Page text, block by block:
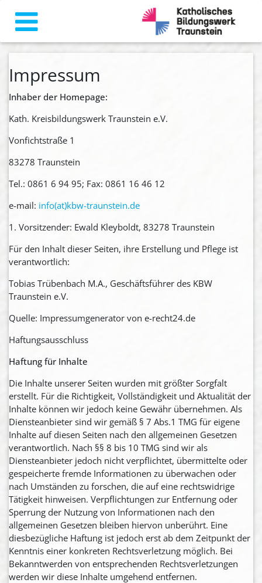
Impressum
Inhaber der Homepage:
Kath. Kreisbildungswerk Traunstein e.V.
Vonfichtstraße 1
83278 Traunstein
Tel.: 0861 6 94 95; Fax: 0861 16 46 12
e-mail: info(at)kbw-traunstein.de
1. Vorsitzender: Ewald Kleyboldt, 83278 Traunstein
Für den Inhalt dieser Seiten, ihre Erstellung und Pflege ist
verantwortlich:
Tobias Trübenbach M.A., Geschäftsführer des KBW
Traunstein e.V.
Quelle: Impressumgenerator von e-recht24.de
Haftungsausschluss
Haftung für Inhalte
Die Inhalte unserer Seiten wurden mit größter Sorgfalt
erstellt. Für die Richtigkeit, Vollständigkeit und Aktualität der
Inhalte können wir jedoch keine Gewähr übernehmen. Als
Diensteanbieter sind wir gemäß § 7 Abs.1 TMG für eigene
Inhalte auf diesen Seiten nach den allgemeinen Gesetzen
verantwortlich. Nach §§ 8 bis 10 TMG sind wir als
Diensteanbieter jedoch nicht verpflichtet, übermittelte oder
gespeicherte fremde Informationen zu überwachen oder
nach Umständen zu forschen, die auf eine rechtswidrige
Tätigkeit hinweisen. Verpflichtungen zur Entfernung oder
Sperrung der Nutzung von Informationen nach den
allgemeinen Gesetzen bleiben hiervon unberührt. Eine
diesbezügliche Haftung ist jedoch erst ab dem Zeitpunkt der
Kenntnis einer konkreten Rechtsverletzung möglich. Bei
Bekanntwerden von entsprechenden Rechtsverletzungen
werden wir diese Inhalte umgehend entfernen.